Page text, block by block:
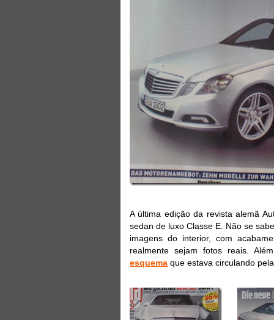
A última edição da revista alemã
sedan de luxo Classe E. Não se
imagens do interior, com
realmente sejam fotos reais.
esquema que estava circulando